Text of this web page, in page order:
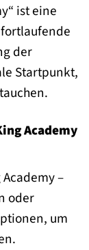
ist eine
der
Startpunkt,
Academy
–
oder
um